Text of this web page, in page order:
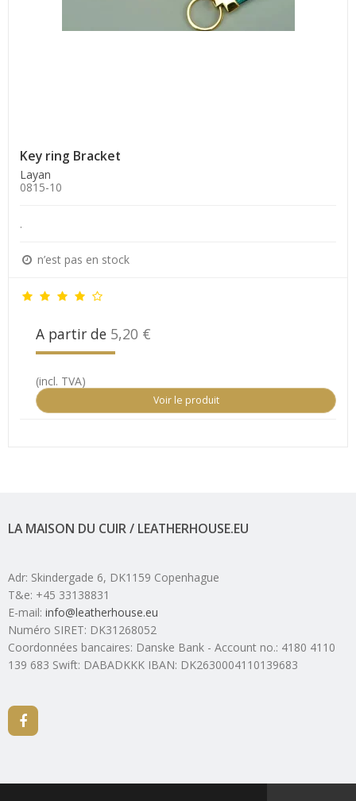
Key ring Bracket
Layan
0815-10
.
n’est pas en stock
A partir de 5,20 €
(incl. TVA)
Voir le produit
LA MAISON DU CUIR / LEATHERHOUSE.EU
Adr: Skindergade 6, DK1159 Copenhague
T&e: +45 33138831
E-mail: info@leatherhouse.eu
Numéro SIRET: DK31268052
Coordonnées bancaires: Danske Bank - Account no.: 4180 4110
139 683 Swift: DABADKKK IBAN: DK2630004110139683